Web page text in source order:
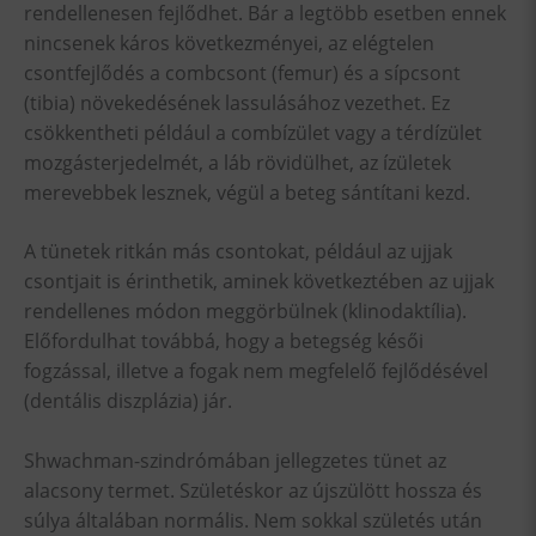
rendellenesen fejlődhet. Bár a legtöbb esetben ennek
nincsenek káros következményei, az elégtelen
csontfejlődés a combcsont (femur) és a sípcsont
(tibia) növekedésének lassulásához vezethet. Ez
csökkentheti például a combízület vagy a térdízület
mozgásterjedelmét, a láb rövidülhet, az ízületek
merevebbek lesznek, végül a beteg sántítani kezd.
A tünetek ritkán más csontokat, például az ujjak
csontjait is érinthetik, aminek következtében az ujjak
rendellenes módon meggörbülnek (klinodaktília).
Előfordulhat továbbá, hogy a betegség késői
fogzással, illetve a fogak nem megfelelő fejlődésével
(dentális diszplázia) jár.
Shwachman-szindrómában jellegzetes tünet az
alacsony termet. Születéskor az újszülött hossza és
súlya általában normális. Nem sokkal születés után